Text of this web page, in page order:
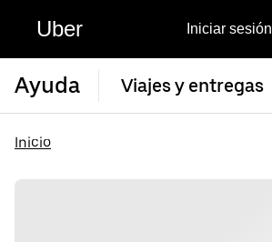
Uber Iniciar sesión
Ayuda Viajes y entregas
Inicio